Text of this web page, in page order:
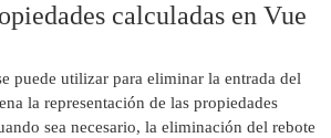
calculadas en Vue
puede utilizar para eliminar la entrada del
la representación de las propiedades
sea necesario, la eliminación del rebote